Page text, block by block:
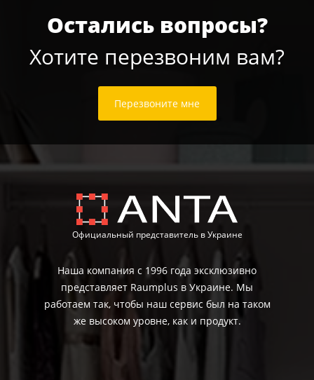
Остались вопросы?
Хотите перезвоним вам?
Перезвоните мне
Официальный представитель в Украине
Наша компания с 1996 года эксклюзивно
представляет Raumplus в Украине. Мы
работаем так, чтобы наш сервис был на таком
же высоком уровне, как и продукт.